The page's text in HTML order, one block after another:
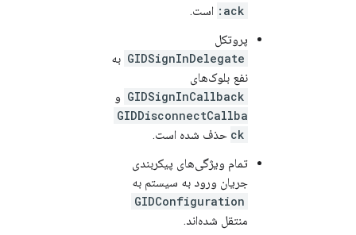
ack:
است.
پروتکل
GIDSignInDelegate به
نفع بلوک‌های
GIDSignInCallback و
GIDDisconnectCallba
ck حذف شده است.
تمام ویژگی‌های پیکربندی
جریان ورود به سیستم به
GIDConfiguration
منتقل شده‌اند.